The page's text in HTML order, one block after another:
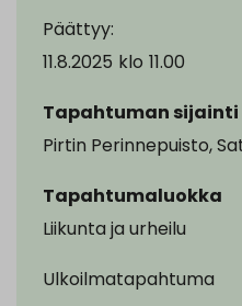
Päättyy:
11.8.2025 klo 11.00
Tapahtuman sijainti
Pirtin Perinnepuisto,
Tapahtumaluokka
Liikunta ja urheilu
Ulkoilmatapahtuma